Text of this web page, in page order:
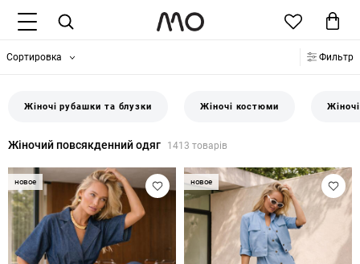
Сортировка Фильтр
Жіночі рубашки та блузки Жіночі костюми
Жіночий повсякденний одяг 1413 товарів
новое новое